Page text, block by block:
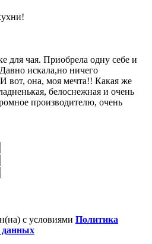
для чая. Приобрела одну себе и
искала,но ничего
вот, она, моя мечта!! Какая же
белоснежная и очень
производителю, очень
с условиями Политика
данных